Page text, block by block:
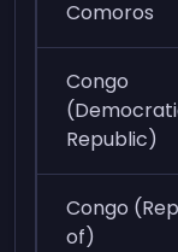
Comoros
Congo
Republic)
Congo
of)